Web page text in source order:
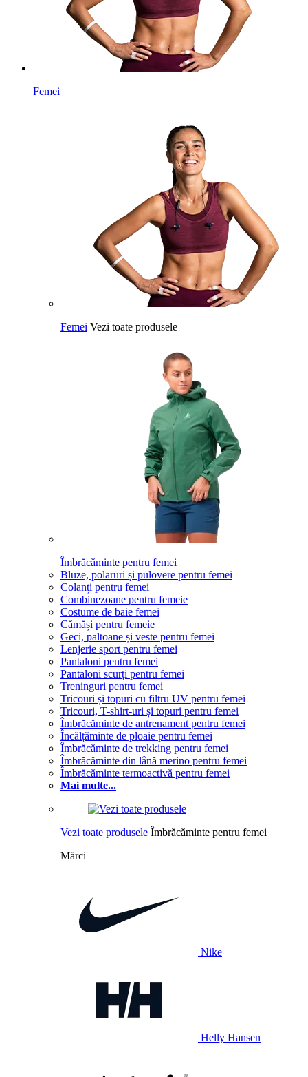
Femei
Femei Vezi toate produsele
Îmbrăcăminte pentru femei
Bluze, polaruri și pulovere pentru femei
Colanți pentru femei
Combinezoane pentru femeie
Costume de baie femei
Cămăși pentru femeie
Geci, paltoane și veste pentru femei
Lenjerie sport pentru femei
Pantaloni pentru femei
Pantaloni scurți pentru femei
Treninguri pentru femei
Tricouri și topuri cu filtru UV pentru femei
Tricouri, T-shirt-uri și topuri pentru femei
Îmbrăcăminte de antrenament pentru femei
Încălțăminte de ploaie pentru femei
Îmbrăcăminte de trekking pentru femei
Îmbrăcăminte din lână merino pentru femei
Îmbrăcăminte termoactivă pentru femei
Mai multe...
Vezi toate produsele Îmbrăcăminte pentru femei
Mărci
Nike
Helly Hansen